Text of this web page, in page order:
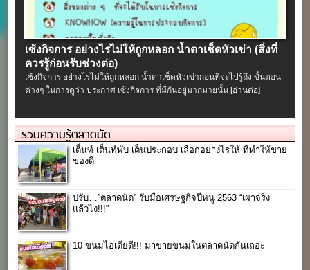
เซ้งกิจการ อย่างไรไม่ให้ถูกหลอก น้ำตาเช็ดหัวเข่า (สิ่งที่
ควรรู้ก่อนรับช่วงต่อ)
เซ้งกิจการ อย่างไรไม่ให้ถูกหลอก น้ำตาเช็ดหัวเข่าก่อนที่จะไปรู้ถึง ขั้นตอน
ต่างๆ ในการดูว่า ประกาศ เซ้งกิจการ ที่มีกันอยู่มากมายนั้น[อ่านต่อ]
รวมความรู้ตลาดนัด
เต็นท์ เต็นท์พับ เต็นประกอบ เลือกอย่างไรให้ ที่ทำให้ขาย
ของดี
ปรับ…”ตลาดนัด” รับมือเศรษฐกิจปีหนู 2563 “เผาจริง
แล้วไง!!!”
10 ขนมไอเดียดี!!! มาขายขนมในตลาดนัดกันเถอะ